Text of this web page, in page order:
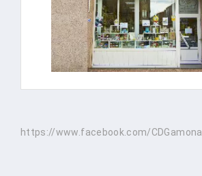
https://www.facebook.com/CDGamonal